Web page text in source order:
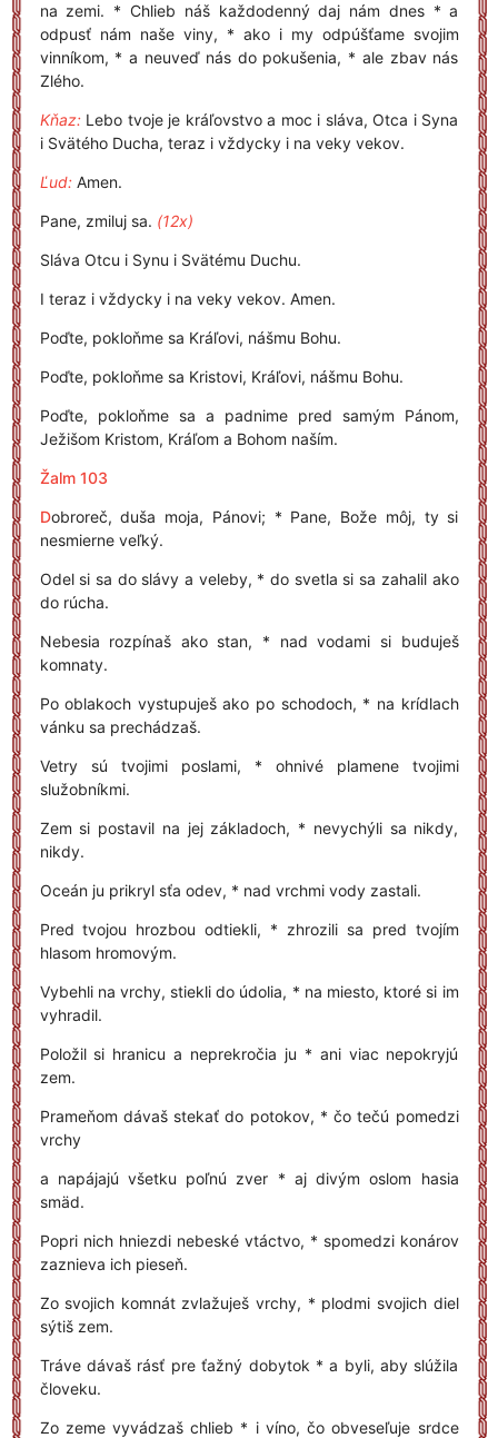
na zemi. * Chlieb náš každodenný daj nám dnes * a
odpusť nám naše viny, * ako i my odpúšťame svojim
vinníkom, * a neuveď nás do pokušenia, * ale zbav nás
Zlého.
Kňaz:Lebo tvoje je kráľovstvo a moc i sláva, Otca i Syna
i Svätého Ducha, teraz i vždycky i na veky vekov.
Ľud:Amen.
Pane, zmiluj sa. (12x)
Sláva Otcu i Synu i Svätému Duchu.
I teraz i vždycky i na veky vekov. Amen.
Poďte, pokloňme sa Kráľovi, nášmu Bohu.
Poďte, pokloňme sa Kristovi, Kráľovi, nášmu Bohu.
Poďte, pokloňme sa a padnime pred samým Pánom,
Ježišom Kristom, Kráľom a Bohom naším.
Žalm 103
Dobroreč, duša moja, Pánovi; * Pane, Bože môj, ty si
nesmierne veľký.
Odel si sa do slávy a veleby, * do svetla si sa zahalil ako
do rúcha.
Nebesia rozpínaš ako stan, * nad vodami si buduješ
komnaty.
Po oblakoch vystupuješ ako po schodoch, * na krídlach
vánku sa prechádzaš.
Vetry sú tvojimi poslami, * ohnivé plamene tvojimi
služobníkmi.
Zem si postavil na jej základoch, * nevychýli sa nikdy,
nikdy.
Oceán ju prikryl sťa odev, * nad vrchmi vody zastali.
Pred tvojou hrozbou odtiekli, * zhrozili sa pred tvojím
hlasom hromovým.
Vybehli na vrchy, stiekli do údolia, * na miesto, ktoré si im
vyhradil.
Položil si hranicu a neprekročia ju * ani viac nepokryjú
zem.
Prameňom dávaš stekať do potokov, * čo tečú pomedzi
vrchy
a napájajú všetku poľnú zver * aj divým oslom hasia
smäd.
Popri nich hniezdi nebeské vtáctvo, * spomedzi konárov
zaznieva ich pieseň.
Zo svojich komnát zvlažuješ vrchy, * plodmi svojich diel
sýtiš zem.
Tráve dávaš rásť pre ťažný dobytok * a byli, aby slúžila
človeku.
Zo zeme vyvádzaš chlieb * i víno, čo obveseľuje srdce